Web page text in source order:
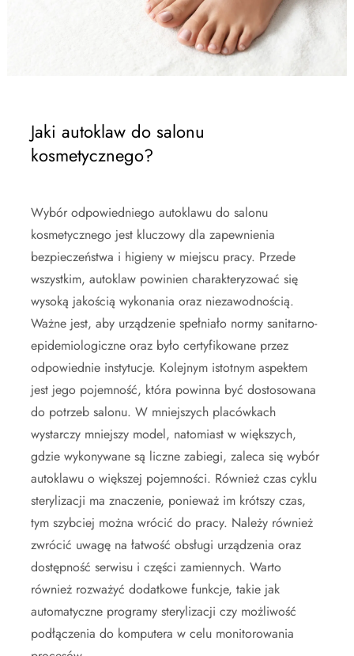
Jaki autoklaw do salonu
kosmetycznego?
Wybór odpowiedniego autoklawu do salonu
kosmetycznego jest kluczowy dla zapewnienia
bezpieczeństwa i higieny w miejscu pracy. Przede
wszystkim, autoklaw powinien charakteryzować się
wysoką jakością wykonania oraz niezawodnością.
Ważne jest, aby urządzenie spełniało normy sanitarno-
epidemiologiczne oraz było certyfikowane przez
odpowiednie instytucje. Kolejnym istotnym aspektem
jest jego pojemność, która powinna być dostosowana
do potrzeb salonu. W mniejszych placówkach
wystarczy mniejszy model, natomiast w większych,
gdzie wykonywane są liczne zabiegi, zaleca się wybór
autoklawu o większej pojemności. Również czas cyklu
sterylizacji ma znaczenie, ponieważ im krótszy czas,
tym szybciej można wrócić do pracy. Należy również
zwrócić uwagę na łatwość obsługi urządzenia oraz
dostępność serwisu i części zamiennych. Warto
również rozważyć dodatkowe funkcje, takie jak
automatyczne programy sterylizacji czy możliwość
podłączenia do komputera w celu monitorowania